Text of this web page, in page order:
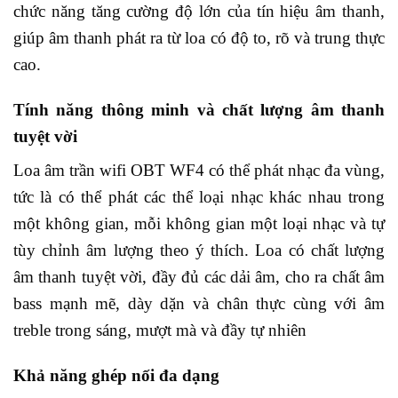
chức năng tăng cường độ lớn của tín hiệu âm thanh,
giúp âm thanh phát ra từ loa có độ to, rõ và trung thực
cao.
Tính năng thông minh và chất lượng âm thanh
tuyệt vời
Loa âm trần wifi OBT WF4 có thể phát nhạc đa vùng,
tức là có thể phát các thể loại nhạc khác nhau trong
một không gian, mỗi không gian một loại nhạc và tự
tùy chỉnh âm lượng theo ý thích. Loa có chất lượng
âm thanh tuyệt vời, đầy đủ các dải âm, cho ra chất âm
bass mạnh mẽ, dày dặn và chân thực cùng với âm
treble trong sáng, mượt mà và đầy tự nhiên
Khả năng ghép nối đa dạng